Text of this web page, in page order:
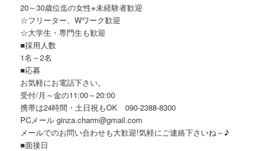
20～30歳位迄の女性※未経験者歓迎
☆フリーター、Wワーク歓迎
☆大学生・専門生も歓迎
■採用人数
1名～2名
■応募
お気軽にお電話下さい。
受付/月～金の11:00～20:00
携帯は24時間・土日祝もOK 090-2388-8300
PCメール ginza.charm@gmail.com
メールでのお問い合わせも大歓迎!気軽にご連絡下さいね～♪
■面接日